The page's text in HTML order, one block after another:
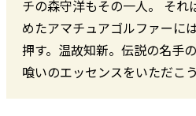
チの森守洋もその一人。 それ
めたアマチュアゴルファーに
押す。温故知新。伝説の名手
喰いのエッセンスをいただこ